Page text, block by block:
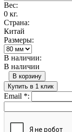
Вес:
0 кг.
Страна:
Китай
Размеры:
В наличии:
В наличии
В корзину
Купить в 1 клик
Email *: